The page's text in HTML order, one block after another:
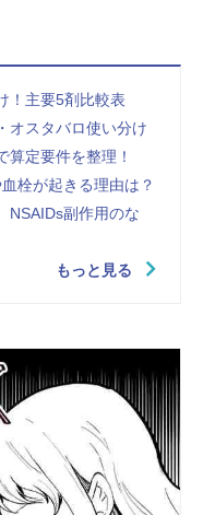
！主要5剤比較表
オスタバロ使い分け
算定要件を整理！
栓が起きる理由は？
NSAIDs副作用のな
もっと見る